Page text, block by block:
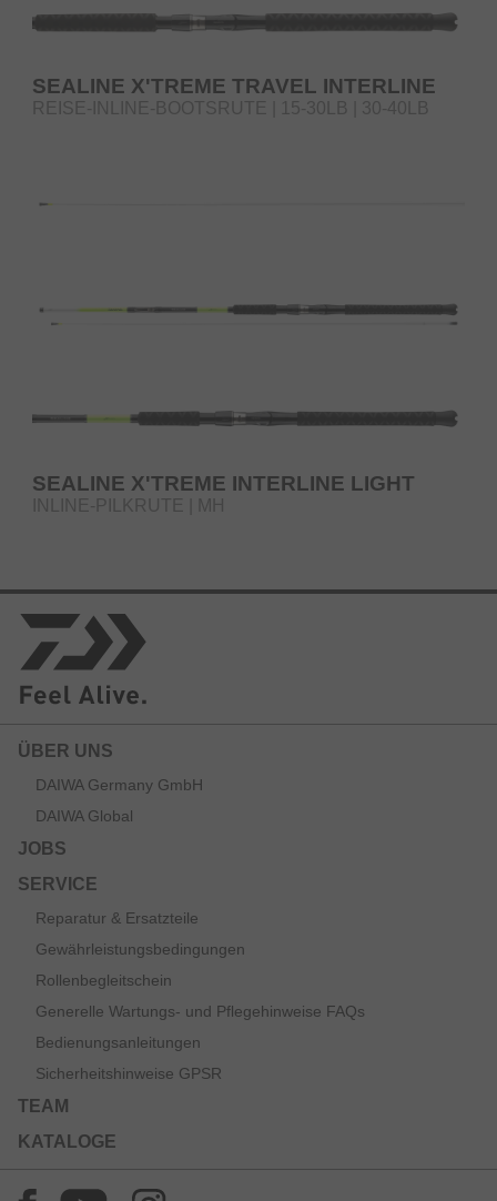
SEALINE X'TREME TRAVEL INTERLINE
REISE-INLINE-BOOTSRUTE | 15-30LB | 30-40LB
SEALINE X'TREME INTERLINE LIGHT
INLINE-PILKRUTE | MH
ÜBER UNS
DAIWA Germany GmbH
DAIWA Global
JOBS
SERVICE
Reparatur & Ersatzteile
Gewährleistungsbedingungen
Rollenbegleitschein
Generelle Wartungs- und Pflegehinweise FAQs
Bedienungsanleitungen
Sicherheitshinweise GPSR
TEAM
KATALOGE